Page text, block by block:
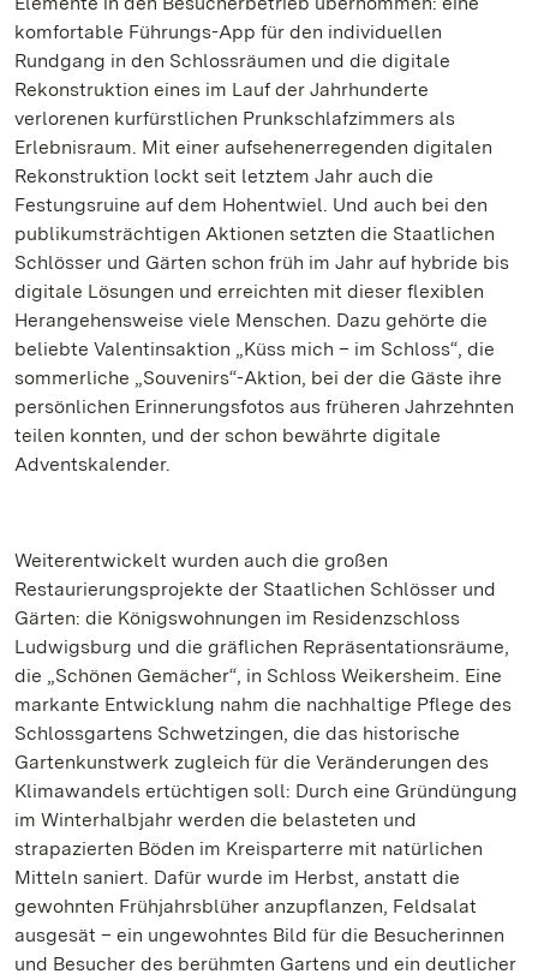
komfortable Führungs-App für den individuellen
Rundgang in den Schlossräumen und die digitale
Rekonstruktion eines im Lauf der Jahrhunderte
verlorenen kurfürstlichen Prunkschlafzimmers als
Erlebnisraum. Mit einer aufsehenerregenden digitalen
Rekonstruktion lockt seit letztem Jahr auch die
Festungsruine auf dem Hohentwiel. Und auch bei den
publikumsträchtigen Aktionen setzten die Staatlichen
Schlösser und Gärten schon früh im Jahr auf hybride bis
digitale Lösungen und erreichten mit dieser flexiblen
Herangehensweise viele Menschen. Dazu gehörte die
beliebte Valentinsaktion „Küss mich – im Schloss“, die
sommerliche „Souvenirs“-Aktion, bei der die Gäste ihre
persönlichen Erinnerungsfotos aus früheren Jahrzehnten
teilen konnten, und der schon bewährte digitale
Adventskalender.
Weiterentwickelt wurden auch die großen
Restaurierungsprojekte der Staatlichen Schlösser und
Gärten: die Königswohnungen im Residenzschloss
Ludwigsburg und die gräflichen Repräsentationsräume,
die „Schönen Gemächer“, in Schloss Weikersheim. Eine
markante Entwicklung nahm die nachhaltige Pflege des
Schlossgartens Schwetzingen, die das historische
Gartenkunstwerk zugleich für die Veränderungen des
Klimawandels ertüchtigen soll: Durch eine Gründüngung
im Winterhalbjahr werden die belasteten und
strapazierten Böden im Kreisparterre mit natürlichen
Mitteln saniert. Dafür wurde im Herbst, anstatt die
gewohnten Frühjahrsblüher anzupflanzen, Feldsalat
ausgesät – ein ungewohntes Bild für die Besucherinnen
und Besucher des berühmten Gartens und ein deutlicher